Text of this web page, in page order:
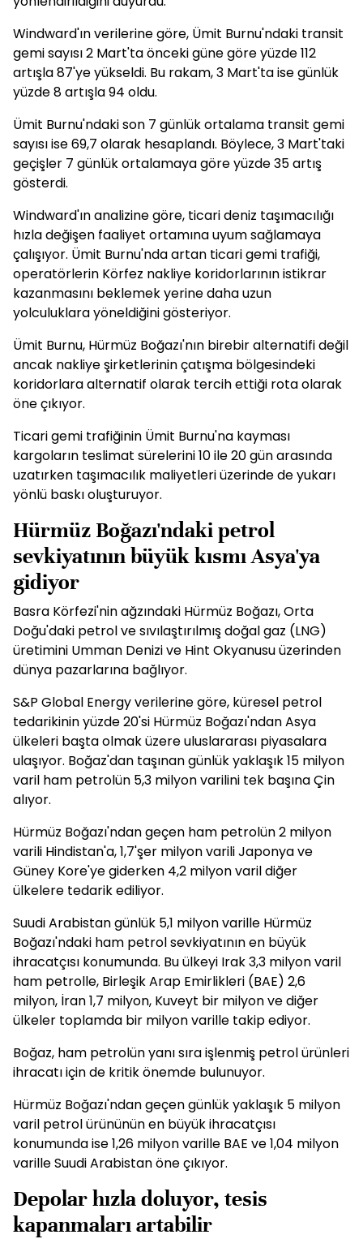
Windward'ın verilerine göre, Ümit Burnu'ndaki transit
gemi sayısı 2 Mart'ta önceki güne göre yüzde 112
artışla 87'ye yükseldi. Bu rakam, 3 Mart'ta ise günlük
yüzde 8 artışla 94 oldu.
Ümit Burnu'ndaki son 7 günlük ortalama transit gemi
sayısı ise 69,7 olarak hesaplandı. Böylece, 3 Mart'taki
geçişler 7 günlük ortalamaya göre yüzde 35 artış
gösterdi.
Windward'ın analizine göre, ticari deniz taşımacılığı
hızla değişen faaliyet ortamına uyum sağlamaya
çalışıyor. Ümit Burnu'nda artan ticari gemi trafiği,
operatörlerin Körfez nakliye koridorlarının istikrar
kazanmasını beklemek yerine daha uzun
yolculuklara yöneldiğini gösteriyor.
Ümit Burnu, Hürmüz Boğazı'nın birebir alternatifi değil
ancak nakliye şirketlerinin çatışma bölgesindeki
koridorlara alternatif olarak tercih ettiği rota olarak
öne çıkıyor.
Ticari gemi trafiğinin Ümit Burnu'na kayması
kargoların teslimat sürelerini 10 ile 20 gün arasında
uzatırken taşımacılık maliyetleri üzerinde de yukarı
yönlü baskı oluşturuyor.
Hürmüz Boğazı'ndaki petrol
sevkiyatının büyük kısmı Asya'ya
gidiyor
Basra Körfezi'nin ağzındaki Hürmüz Boğazı, Orta
Doğu'daki petrol ve sıvılaştırılmış doğal gaz (LNG)
üretimini Umman Denizi ve Hint Okyanusu üzerinden
dünya pazarlarına bağlıyor.
S&P Global Energy verilerine göre, küresel petrol
tedarikinin yüzde 20'si Hürmüz Boğazı'ndan Asya
ülkeleri başta olmak üzere uluslararası piyasalara
ulaşıyor. Boğaz'dan taşınan günlük yaklaşık 15 milyon
varil ham petrolün 5,3 milyon varilini tek başına Çin
alıyor.
Hürmüz Boğazı'ndan geçen ham petrolün 2 milyon
varili Hindistan'a, 1,7'şer milyon varili Japonya ve
Güney Kore'ye giderken 4,2 milyon varil diğer
ülkelere tedarik ediliyor.
Suudi Arabistan günlük 5,1 milyon varille Hürmüz
Boğazı'ndaki ham petrol sevkiyatının en büyük
ihracatçısı konumunda. Bu ülkeyi Irak 3,3 milyon varil
ham petrolle, Birleşik Arap Emirlikleri (BAE) 2,6
milyon, İran 1,7 milyon, Kuveyt bir milyon ve diğer
ülkeler toplamda bir milyon varille takip ediyor.
Boğaz, ham petrolün yanı sıra işlenmiş petrol ürünleri
ihracatı için de kritik önemde bulunuyor.
Hürmüz Boğazı'ndan geçen günlük yaklaşık 5 milyon
varil petrol ürününün en büyük ihracatçısı
konumunda ise 1,26 milyon varille BAE ve 1,04 milyon
varille Suudi Arabistan öne çıkıyor.
Depolar hızla doluyor, tesis
kapanmaları artabilir